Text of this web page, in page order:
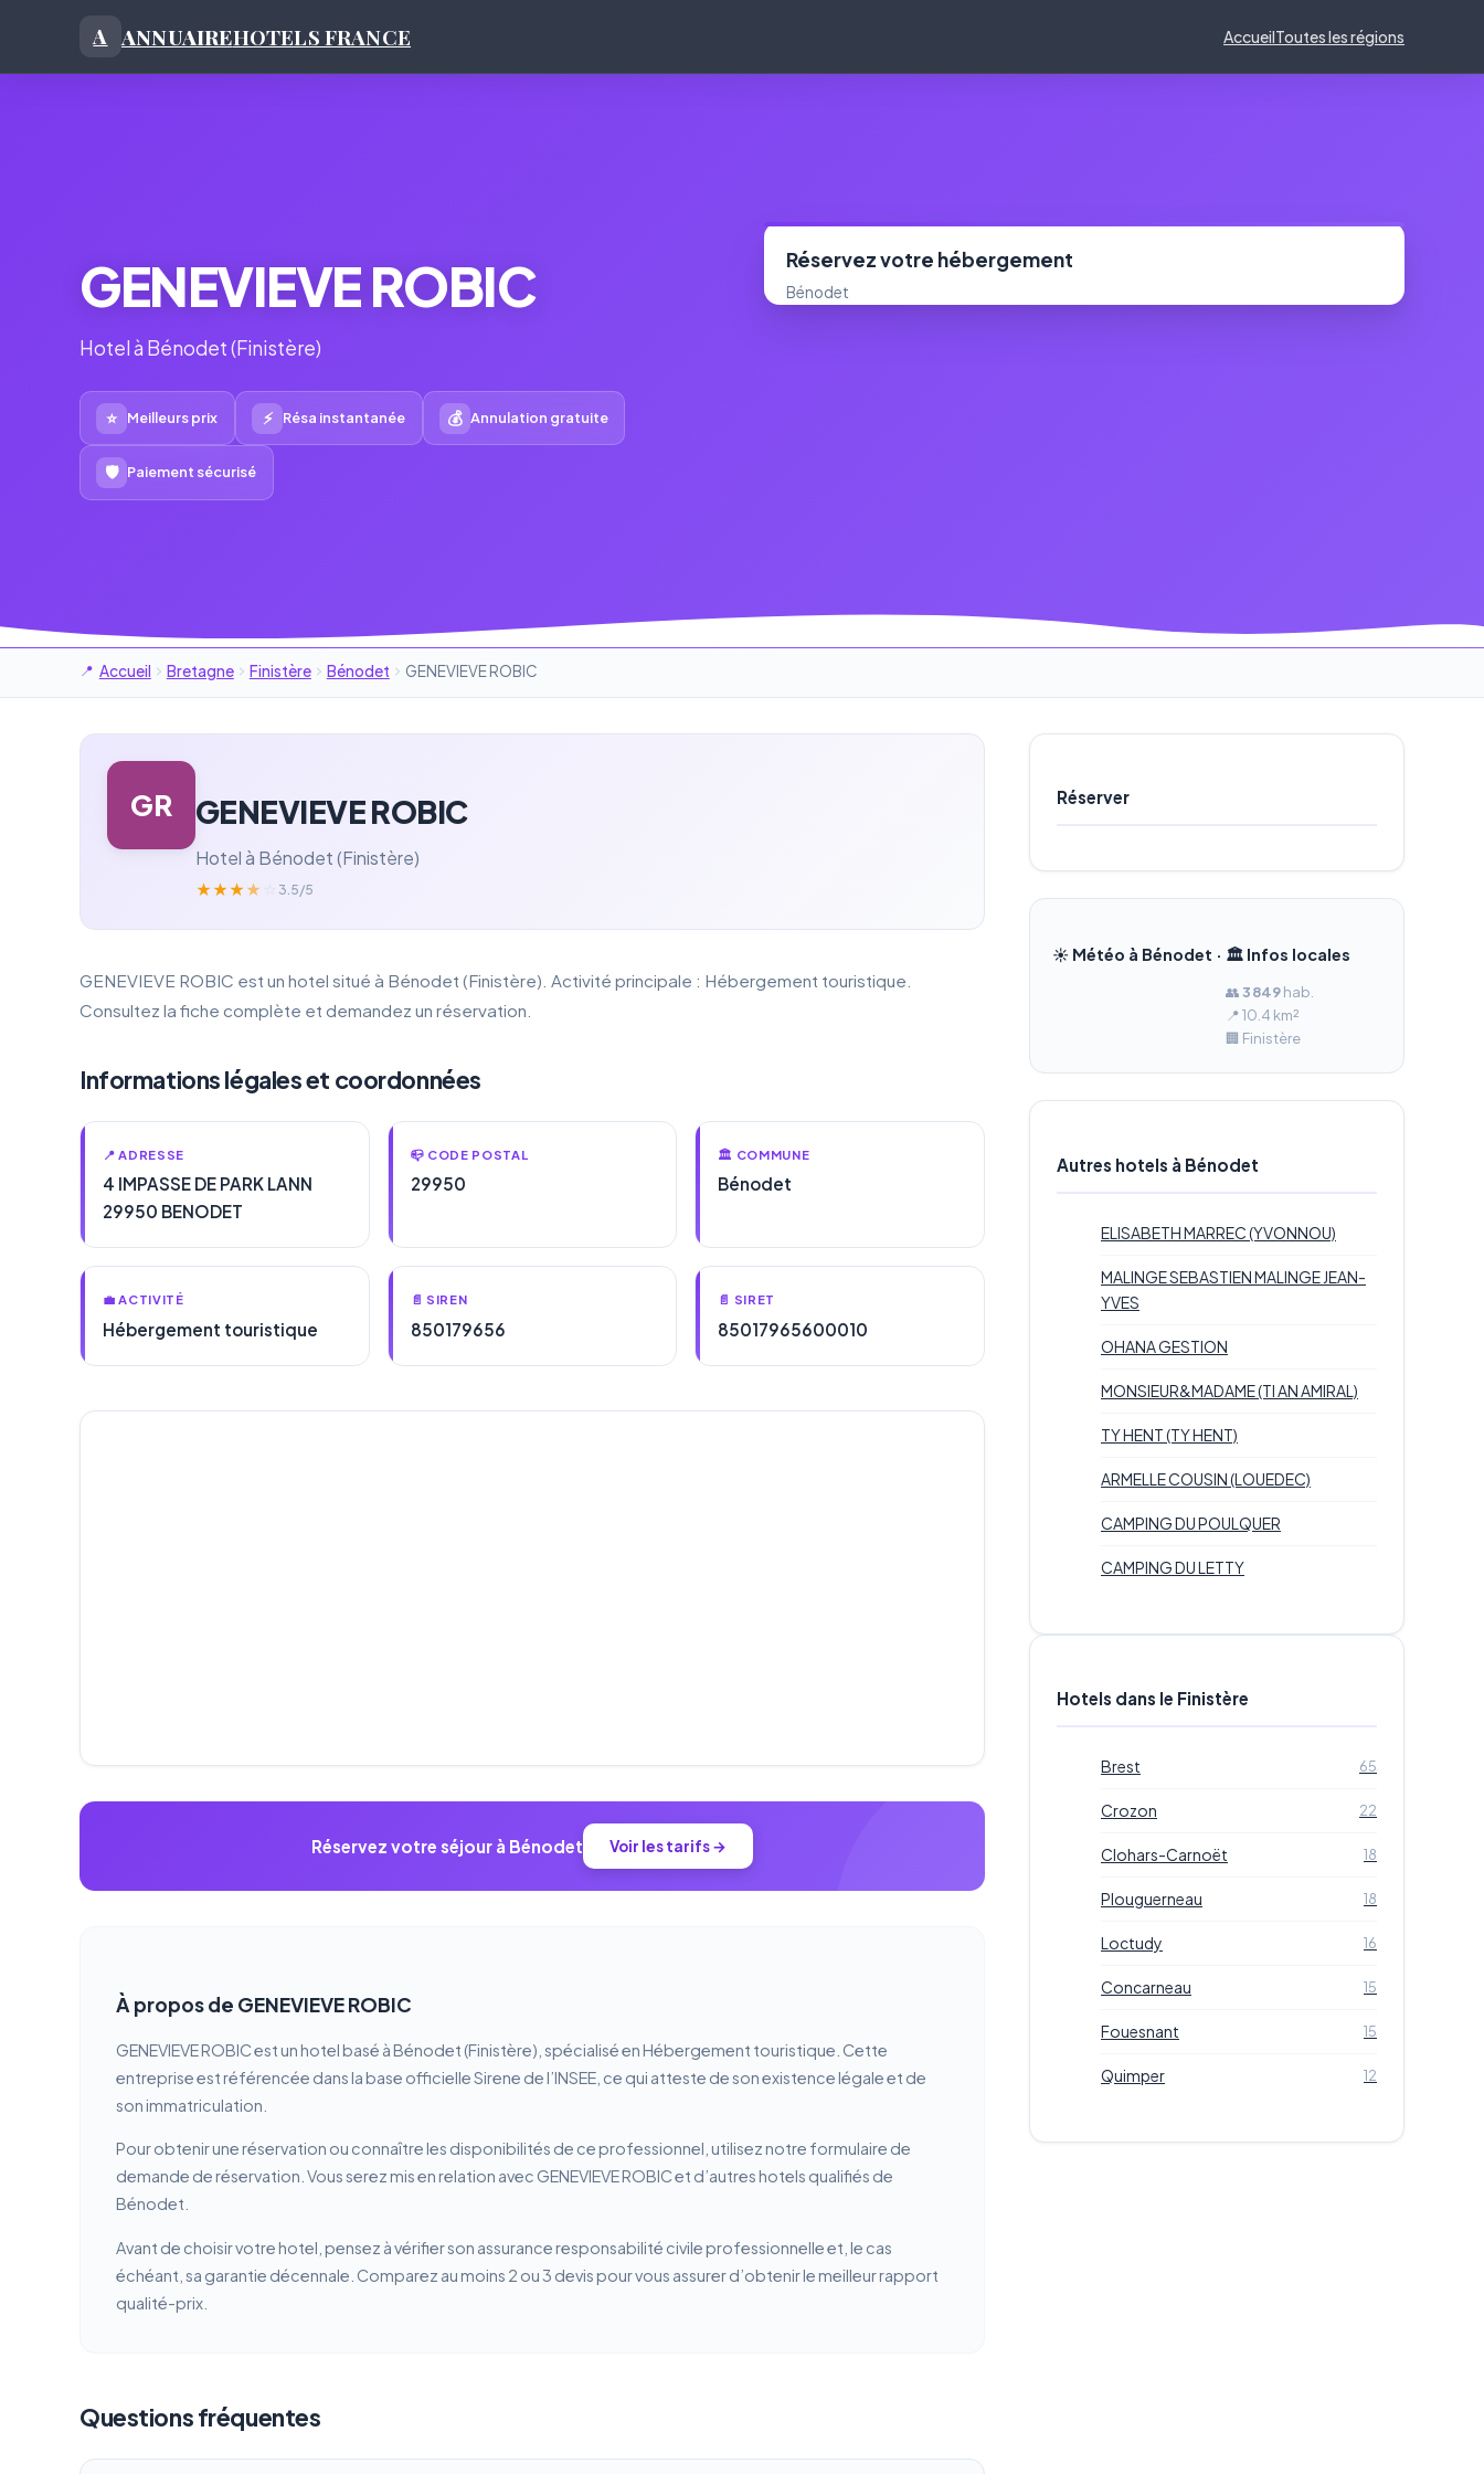
A ANNUAIREHOTELS FRANCE AccueilToutes les régions
GENEVIEVE ROBIC
Hotel à Bénodet (Finistère)
⭐ Meilleurs prix ⚡ Résa instantanée 💰 Annulation gratuite
🛡 Paiement sécurisé
Réservez votre hébergement
Bénodet
Accueil Bretagne Finistère Bénodet GENEVIEVE ROBIC
GR GENEVIEVE ROBIC
Hotel à Bénodet (Finistère)
★★★★ 3.5/5
GENEVIEVE ROBIC est un hotel situé à Bénodet (Finistère). Activité principale : Hébergement touristique.
Consultez la fiche complète et demandez un réservation.
Informations légales et coordonnées
📍 ADRESSE
4 IMPASSE DE PARK LANN
29950 BENODET
📪 CODE POSTAL
29950
🏛️ COMMUNE
Bénodet
💼 ACTIVITÉ
Hébergement touristique
📄 SIREN
850179656
📄 SIRET
85017965600010
Réservez votre séjour à Bénodet Voir les tarifs →
À propos de GENEVIEVE ROBIC
GENEVIEVE ROBIC est un hotel basé à Bénodet (Finistère), spécialisé en Hébergement touristique. Cette
entreprise est référencée dans la base officielle Sirene de l’INSEE, ce qui atteste de son existence légale et de
son immatriculation.
Pour obtenir une réservation ou connaître les disponibilités de ce professionnel, utilisez notre formulaire de
demande de réservation. Vous serez mis en relation avec GENEVIEVE ROBIC et d’autres hotels qualifiés de
Bénodet.
Avant de choisir votre hotel, pensez à vérifier son assurance responsabilité civile professionnelle et, le cas
échéant, sa garantie décennale. Comparez au moins 2 ou 3 devis pour vous assurer d’obtenir le meilleur rapport
qualité-prix.
Questions fréquentes
Réserver
☀️ Météo à Bénodet · 🏛️ Infos locales
👥 3 849hab.
📍 10.4 km²
🏢 Finistère
Autres hotels à Bénodet
ELISABETH MARREC (YVONNOU)
MALINGE SEBASTIEN MALINGE JEAN-
YVES
OHANA GESTION
MONSIEUR&MADAME (TI AN AMIRAL)
TY HENT (TY HENT)
ARMELLE COUSIN (LOUEDEC)
CAMPING DU POULQUER
CAMPING DU LETTY
Hotels dans le Finistère
Brest 65
Crozon 22
Clohars-Carnoët 18
Plouguerneau 18
Loctudy 16
Concarneau 15
Fouesnant 15
Quimper 12